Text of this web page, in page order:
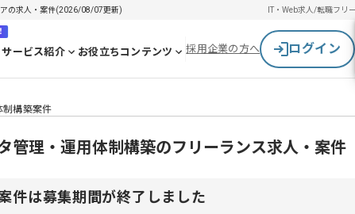
アの求人・案件(2026/08/07更新) IT・Web求人/転職フリ
サービス紹介 お役立ちコンテンツ 採用企業の方へ ログイン
制構築案件
管理・運用体制構築のフリーランス求人・案件
件は募集期間が終了しました